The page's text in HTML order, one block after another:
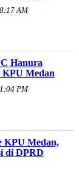
AM
Hanura
KPU Medan
PM
KPU Medan,
di DPRD